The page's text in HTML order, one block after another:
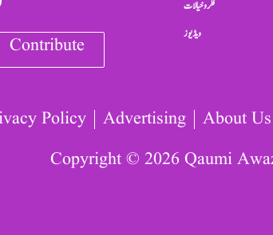
Contribute
فکر و خیالات
ویڈیوز
Policy Advertising About Us
Copyright © 2026 Qaumi